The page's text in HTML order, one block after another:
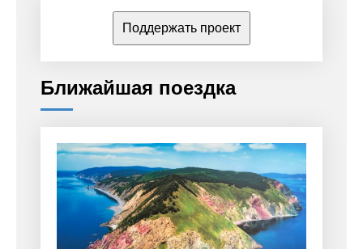
Поддержать проект
Ближайшая поездка